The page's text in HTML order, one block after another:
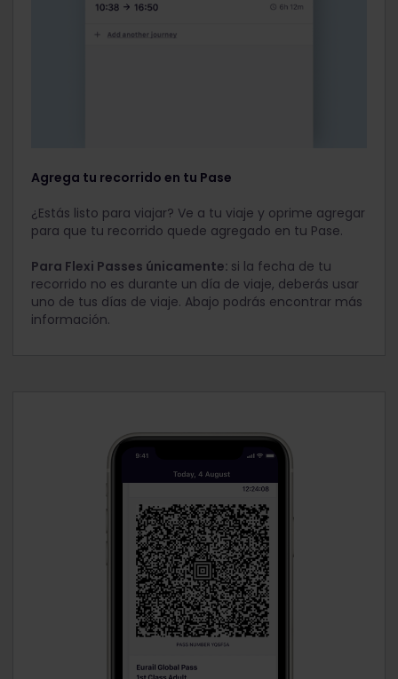
Agrega tu recorrido en tu Pase
¿Estás listo para viajar? Ve a tu viaje y oprime agregar
para que tu recorrido quede agregado en tu Pase.
Para Flexi Passes únicamente: si la fecha de tu
recorrido no es durante un día de viaje, deberás usar
uno de tus días de viaje. Abajo podrás encontrar más
información.